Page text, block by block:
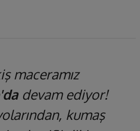
maceramız
devam ediyor!
kumaş